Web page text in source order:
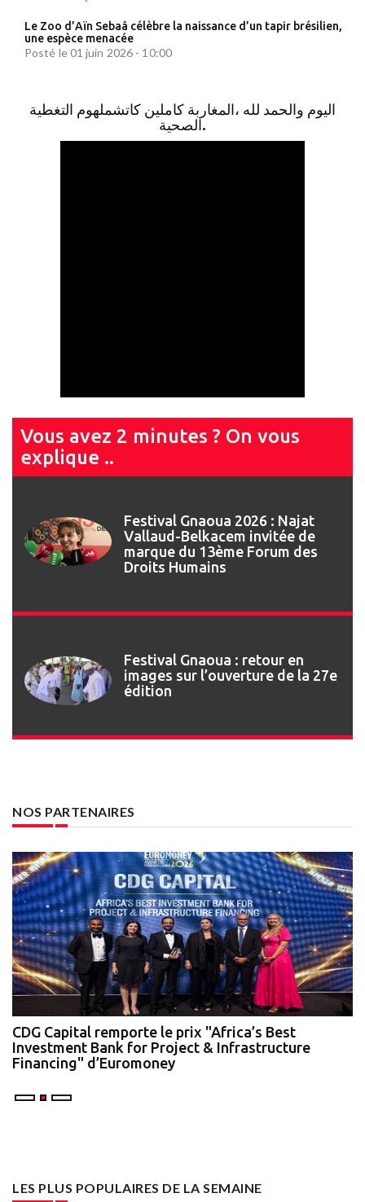
Le Zoo d’Aïn Sebaâ célèbre la naissance d’un tapir brésilien,
une espèce menacée
Posté le 01 juin 2026 - 10:00
اليوم والحمد لله ،المغاربة كاملين كاتشملهوم التغطية
الصحية.
Vous avez 2 minutes ? On vous
explique ..
Festival Gnaoua 2026 : Najat
Vallaud-Belkacem invitée de
marque du 13ème Forum des
Droits Humains
Festival Gnaoua : retour en
images sur l’ouverture de la 27e
édition
NOS PARTENAIRES
CDG Capital remporte le prix "Africa’s Best
Investment Bank for Project & Infrastructure
Financing" d’Euromoney
LES PLUS POPULAIRES DE LA SEMAINE